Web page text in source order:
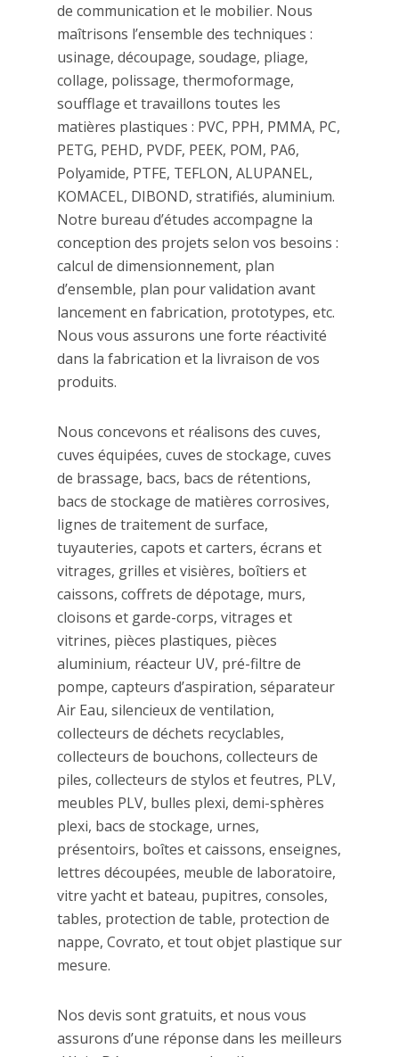
de communication et le mobilier. Nous
maîtrisons l’ensemble des techniques :
usinage, découpage, soudage, pliage,
collage, polissage, thermoformage,
soufflage et travaillons toutes les
matières plastiques : PVC, PPH, PMMA, PC,
PETG, PEHD, PVDF, PEEK, POM, PA6,
Polyamide, PTFE, TEFLON, ALUPANEL,
KOMACEL, DIBOND, stratifiés, aluminium.
Notre bureau d’études accompagne la
conception des projets selon vos besoins :
calcul de dimensionnement, plan
d’ensemble, plan pour validation avant
lancement en fabrication, prototypes, etc.
Nous vous assurons une forte réactivité
dans la fabrication et la livraison de vos
produits.
Nous concevons et réalisons des cuves,
cuves équipées, cuves de stockage, cuves
de brassage, bacs, bacs de rétentions,
bacs de stockage de matières corrosives,
lignes de traitement de surface,
tuyauteries, capots et carters, écrans et
vitrages, grilles et visières, boîtiers et
caissons, coffrets de dépotage, murs,
cloisons et garde-corps, vitrages et
vitrines, pièces plastiques, pièces
aluminium, réacteur UV, pré-filtre de
pompe, capteurs d’aspiration, séparateur
Air Eau, silencieux de ventilation,
collecteurs de déchets recyclables,
collecteurs de bouchons, collecteurs de
piles, collecteurs de stylos et feutres, PLV,
meubles PLV, bulles plexi, demi-sphères
plexi, bacs de stockage, urnes,
présentoirs, boîtes et caissons, enseignes,
lettres découpées, meuble de laboratoire,
vitre yacht et bateau, pupitres, consoles,
tables, protection de table, protection de
nappe, Covrato, et tout objet plastique sur
mesure.
Nos devis sont gratuits, et nous vous
assurons d’une réponse dans les meilleurs